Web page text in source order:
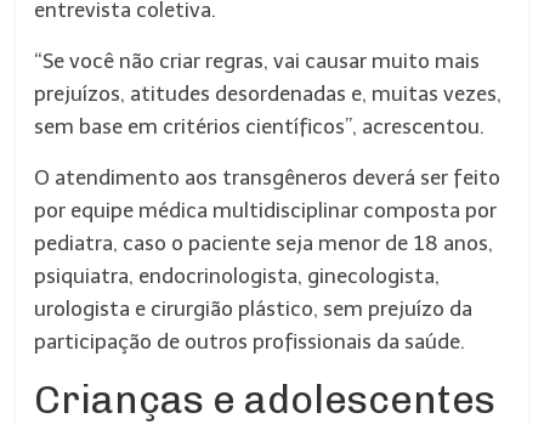
entrevista coletiva.
“Se você não criar regras, vai causar muito mais
prejuízos, atitudes desordenadas e, muitas vezes,
sem base em critérios científicos”, acrescentou.
O atendimento aos transgêneros deverá ser feito
por equipe médica multidisciplinar composta por
pediatra, caso o paciente seja menor de 18 anos,
psiquiatra, endocrinologista, ginecologista,
urologista e cirurgião plástico, sem prejuízo da
participação de outros profissionais da saúde.
Crianças e adolescentes